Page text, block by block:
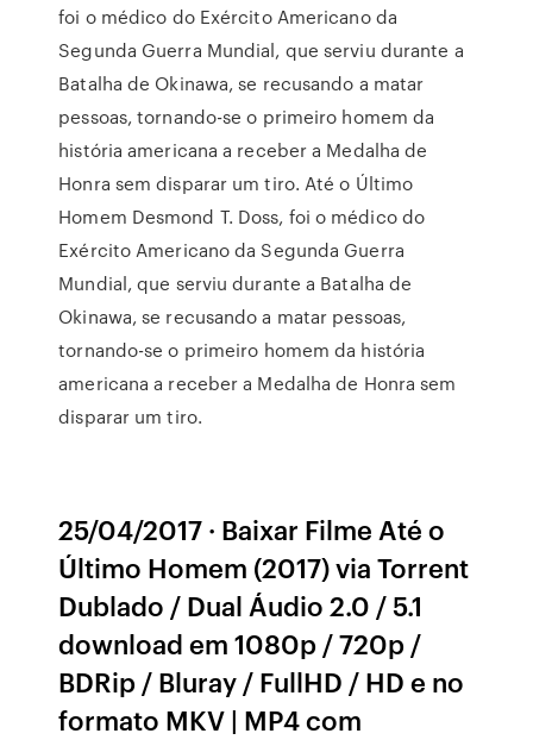
foi o médico do Exército Americano da
Segunda Guerra Mundial, que serviu durante a
Batalha de Okinawa, se recusando a matar
pessoas, tornando-se o primeiro homem da
história americana a receber a Medalha de
Honra sem disparar um tiro. Até o Último
Homem Desmond T. Doss, foi o médico do
Exército Americano da Segunda Guerra
Mundial, que serviu durante a Batalha de
Okinawa, se recusando a matar pessoas,
tornando-se o primeiro homem da história
americana a receber a Medalha de Honra sem
disparar um tiro.
25/04/2017 · Baixar Filme Até o
Último Homem (2017) via Torrent
Dublado / Dual Áudio 2.0 / 5.1
download em 1080p / 720p /
BDRip / Bluray / FullHD / HD e no
formato MKV | MP4 com